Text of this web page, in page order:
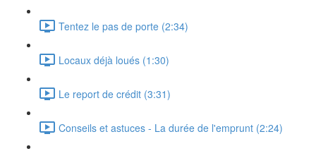
Tentez le pas de porte (2:34)
Locaux déjà loués (1:30)
Le report de crédit (3:31)
Conseils et astuces - La durée de l'emprunt (2:24)